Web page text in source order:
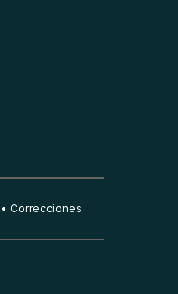
Correcciones